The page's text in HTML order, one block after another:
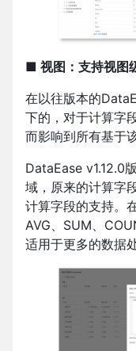
■ 视图：支持视图
在以往版本的
下的，对于计算字
而影响到所有基于
DataEase v1.12.0
域，原来的计算字
计算字段的支持。
AVG、SUM、
适用于更多的数据